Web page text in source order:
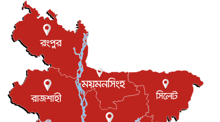
আন্তর্জাতিক
যুক্তরাষ্ট্রে পারিবারিক সংঘাতে বন্দুক হামলা, নিহত ৩
আন্তর্জাতিক
টি-টোয়েন্টি ইতিহাসের সর্বোচ্চ রানের মালিক এখন জস বাটলার
খেলাধুলা ৬ আগস্ট, ২০২৬
বস্তিতে কেটেছে শৈশব, আজ মুম্বাইয়ে দুই বাড়ির মালিক
৬ আগস্ট, ২০২৬